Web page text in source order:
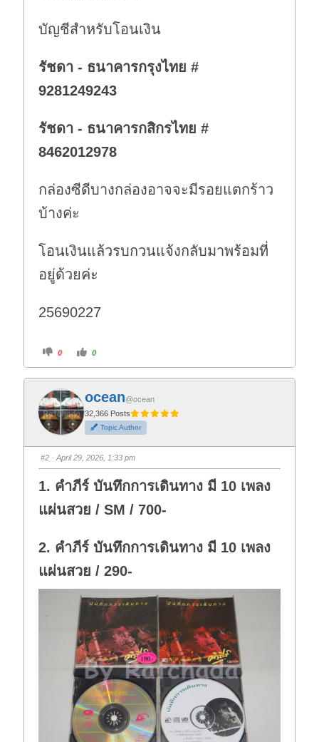
บัญชีสำหรับโอนเงิน
รัชดา - ธนาคารกรุงไทย #
9281249243
รัชดา - ธนาคารกสิกรไทย #
8462012978
กล่องซีดีบางกล่องอาจจะมีรอยแตกร้าว
บ้างค่ะ
โอนเงินแล้วรบกวนแจ้งกลับมาพร้อมที่
อยู่ด้วยค่ะ
25690227
C
i
k
f
o
r
t
h
u
m
d
o
n
0
C
i
k
o
r
t
h
u
m
u
p
0
ocean@ocean
32,366 Posts
Topic Author
#2 · April 29, 2026, 1:33 pm
1. คำภีร์ บันทึกการเดินทาง มี 10 เพลง
แผ่นสวย / SM / 700-
2. คำภีร์ บันทึกการเดินทาง มี 10 เพลง
แผ่นสวย / 290-